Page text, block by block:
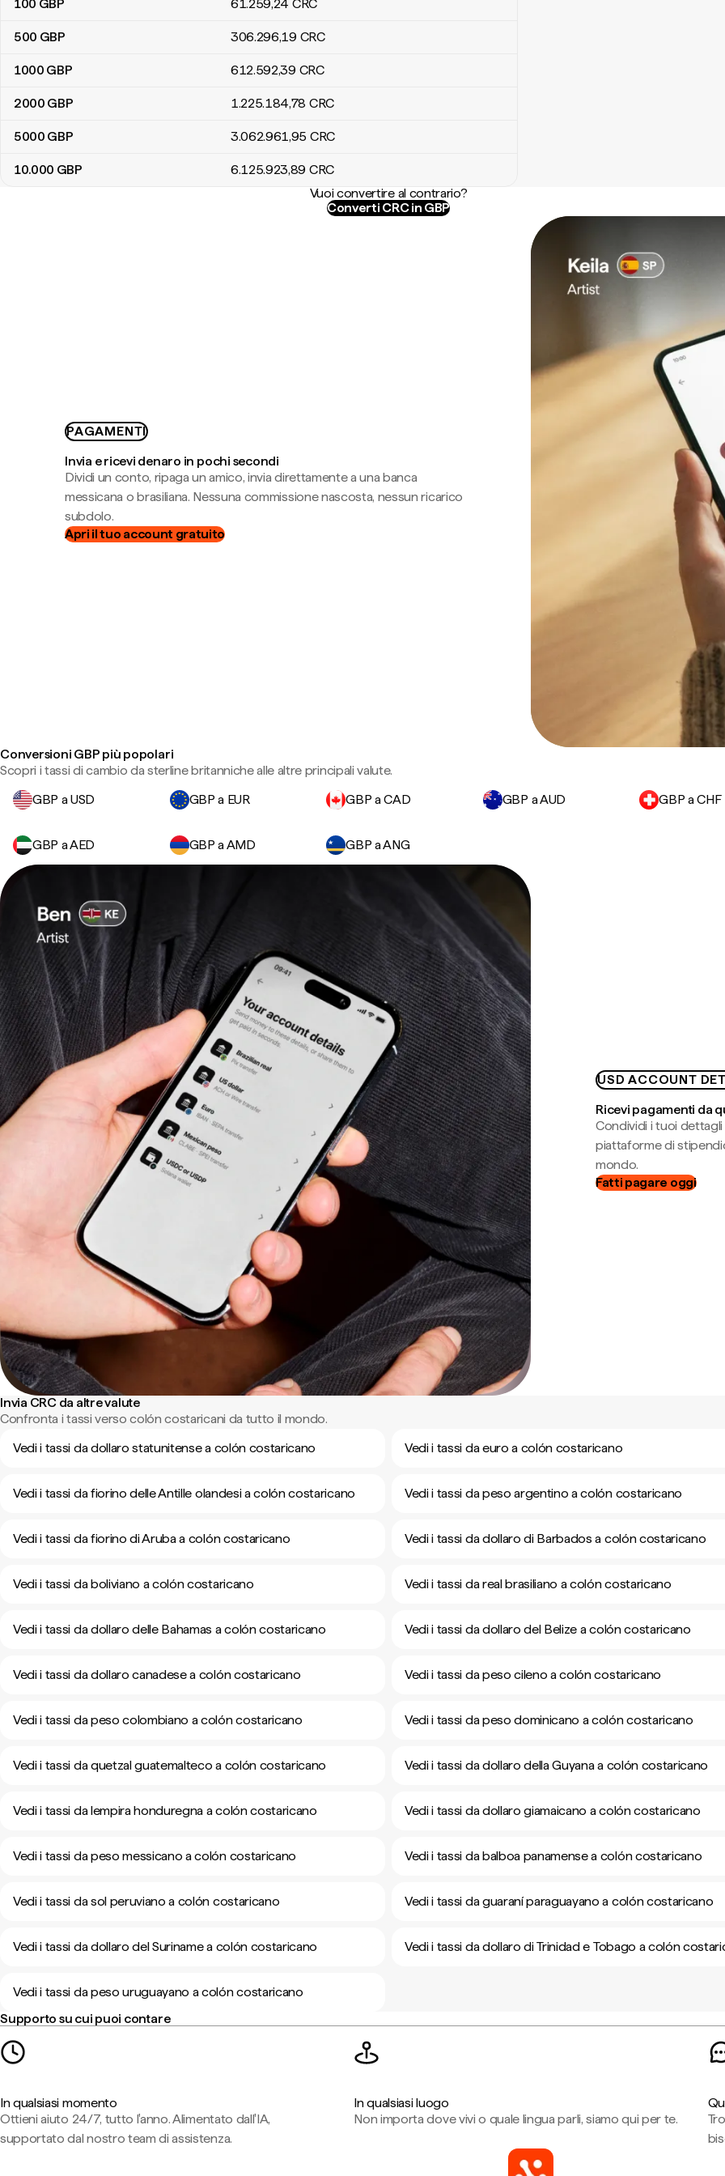
100 GBP 61.259,24 CRC
500 GBP 306.296,19 CRC
1000 GBP 612.592,39 CRC
2000 GBP 1.225.184,78 CRC
5000 GBP 3.062.961,95 CRC
10.000 GBP 6.125.923,89 CRC
Vuoi convertire al contrario?
Converti CRC in GBP
PAGAMENTI
Invia e ricevi denaro in pochi secondi
Dividi un conto, ripaga un amico, invia direttamente a una banca
messicana o brasiliana. Nessuna commissione nascosta, nessun ricarico
subdolo.
Apri il tuo account gratuito
Conversioni GBP più popolari
Scopri i tassi di cambio da sterline britanniche alle altre principali valute.
GBP a USD
GBP a EUR GBP a CAD GBP a AUD GBP a CHF
GBP a AED GBP a AMD GBP a ANG
USD ACCOUNT
Ricevi pagamenti da
Condividi i tuoi dettagli
piattaforme di
mondo.
Fatti pagare oggi
Invia CRC da altre valute
Confronta i tassi verso colón costaricani da tutto il mondo.
Vedi i tassi da dollaro statunitense a colón costaricano
Vedi i tassi da euro a colón costaricano
Vedi i tassi da fiorino delle Antille olandesi a colón costaricano Vedi i tassi da peso argentino a colón costaricano
Vedi i tassi da fiorino di Aruba a colón costaricano Vedi i tassi da dollaro di Barbados a colón costaricano
Vedi i tassi da boliviano a colón costaricano Vedi i tassi da real brasiliano a colón costaricano
Vedi i tassi da dollaro delle Bahamas a colón costaricano Vedi i tassi da dollaro del Belize a colón costaricano
Vedi i tassi da dollaro canadese a colón costaricano Vedi i tassi da peso cileno a colón costaricano
Vedi i tassi da peso colombiano a colón costaricano Vedi i tassi da peso dominicano a colón costaricano
Vedi i tassi da quetzal guatemalteco a colón costaricano Vedi i tassi da dollaro della Guyana a colón costaricano
Vedi i tassi da lempira honduregna a colón costaricano Vedi i tassi da dollaro giamaicano a colón costaricano
Vedi i tassi da peso messicano a colón costaricano Vedi i tassi da balboa panamense a colón costaricano
Vedi i tassi da sol peruviano a colón costaricano Vedi i tassi da guaraní paraguayano a colón costaricano
Vedi i tassi da dollaro del Suriname a colón costaricano Vedi i tassi da dollaro di Trinidad e Tobago a colón
Vedi i tassi da peso uruguayano a colón costaricano
Supporto su cui puoi contare
In qualsiasi momento
Ottieni aiuto 24/7, tutto l'anno. Alimentato dall'IA,
supportato dal nostro team di assistenza.
In qualsiasi luogo
Non importa dove vivi o quale lingua parli, siamo qui per te.